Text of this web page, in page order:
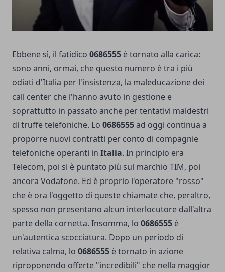
Ebbene sì, il fatidico 0686555 è tornato alla carica:
sono anni, ormai, che questo numero è tra i più
odiati d'Italia per l'insistenza, la maleducazione dei
call center che l'hanno avuto in gestione e
soprattutto in passato anche per tentativi maldestri
di truffe telefoniche. Lo 0686555ad oggi continua a
proporre nuovi contratti per conto di compagnie
telefoniche operanti in Italia. In principio era
Telecom, poi si è puntato più sul marchio TIM, poi
ancora Vodafone. Ed è proprio l'operatore "rosso"
che è ora l'oggetto di queste chiamate che, peraltro,
spesso non presentano alcun interlocutore dall'altra
parte della cornetta. Insomma, lo 0686555 è
un'autentica scocciatura. Dopo un periodo di
relativa calma, lo 0686555 è tornato in azione
riproponendo offerte "incredibili" che nella maggior